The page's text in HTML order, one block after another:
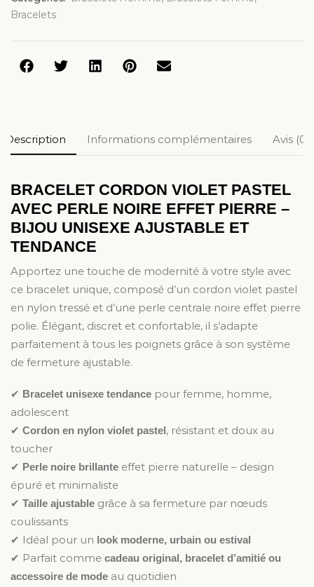
Bracelets
Description Informations complémentaires Avis (0)
BRACELET CORDON VIOLET PASTEL
AVEC PERLE NOIRE EFFET PIERRE –
BIJOU UNISEXE AJUSTABLE ET
TENDANCE
Apportez une touche de modernité à votre style avec
ce bracelet unique, composé d’un cordon violet pastel
en nylon tressé et d’une perle centrale noire effet pierre
polie. Élégant, discret et confortable, il s’adapte
parfaitement à tous les poignets grâce à son système
de fermeture ajustable.
✔ Bracelet unisexe tendance pour femme, homme,
adolescent
✔ Cordon en nylon violet pastel, résistant et doux au
toucher
✔ Perle noire brillante effet pierre naturelle – design
épuré et minimaliste
✔ Taille ajustable grâce à sa fermeture par nœuds
coulissants
✔ Idéal pour un look moderne, urbain ou estival
✔ Parfait comme cadeau original, bracelet d’amitié ou
accessoire de mode au quotidien